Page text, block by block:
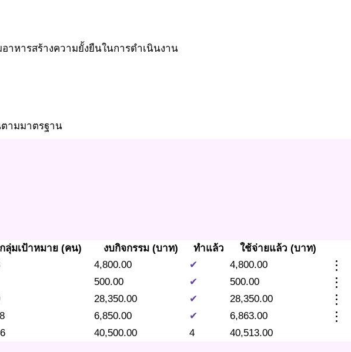
หารสร้างความยั้งยืนในการดำเนินงาน
ามมาตรฐาน
กลุ่มเป้าหมาย (คน) งบกิจกรรม (บาท) ทำแล้ว
ใช้จ่ายแล้ว (บาท)
4,800.00 ✔ 4,800.00 more_vert
500.00 ✔ 500.00 more_vert
28,350.00 ✔ 28,350.00 more_vert
6,850.00 ✔ 6,863.00 more_vert
40,500.00 4 40,513.00